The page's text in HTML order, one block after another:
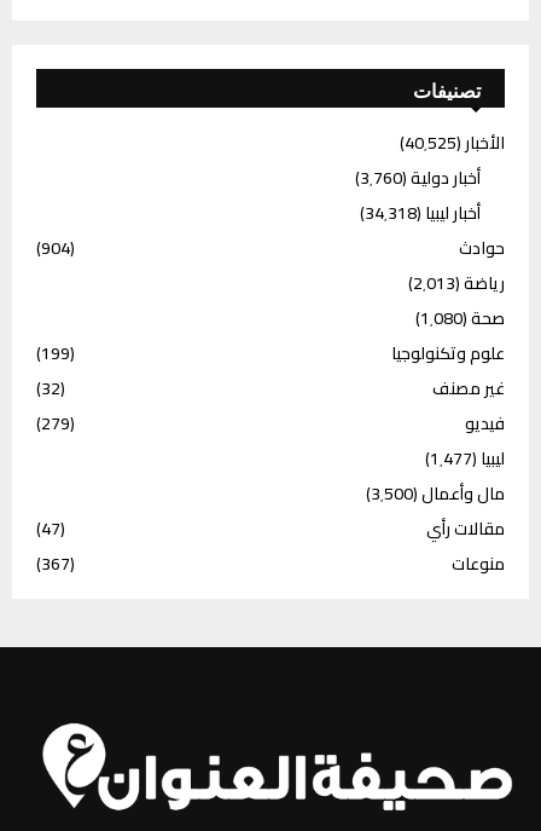
تصنيفات
الأخبار(40٬525)
أخبار دولية(3٬760)
أخبار ليبيا(34٬318)
حوادث
(904)
رياضة(2٬013)
صحة(1٬080)
علوم وتكنولوجيا
(199)
غير مصنف
(32)
فيديو
(279)
ليبيا(1٬477)
مال وأعمال(3٬500)
مقالات رأي
(47)
منوعات
(367)